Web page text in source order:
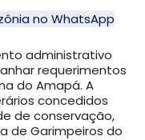
no WhatsApp
administrativo
requerimentos
do Amapá. A
concedidos
de conservação,
de Garimpeiros do